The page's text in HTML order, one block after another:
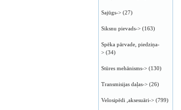
Sajūgs-> (27)
Siksnu pievads-> (163)
Spēka pārvade, piedziņa-
> (34)
Stūres mehānisms-> (130)
Transmisijas daļas-> (26)
Velosipēdi ,aksesuāri-> (799)